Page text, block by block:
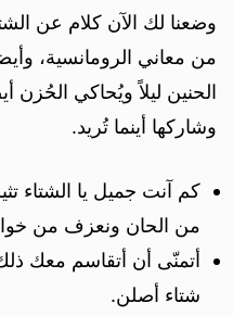
وضعنا لك الآن كلام عن
من معاني الرومانسية،
الحنين ليلاً ويُحاكي الحُزن
وشاركها أينما تُريد.
كم آنت جميل يا الشتاء
من الحان ونعزف من
أتمنّى أن أتقاسم معك
شتاء أصلن.